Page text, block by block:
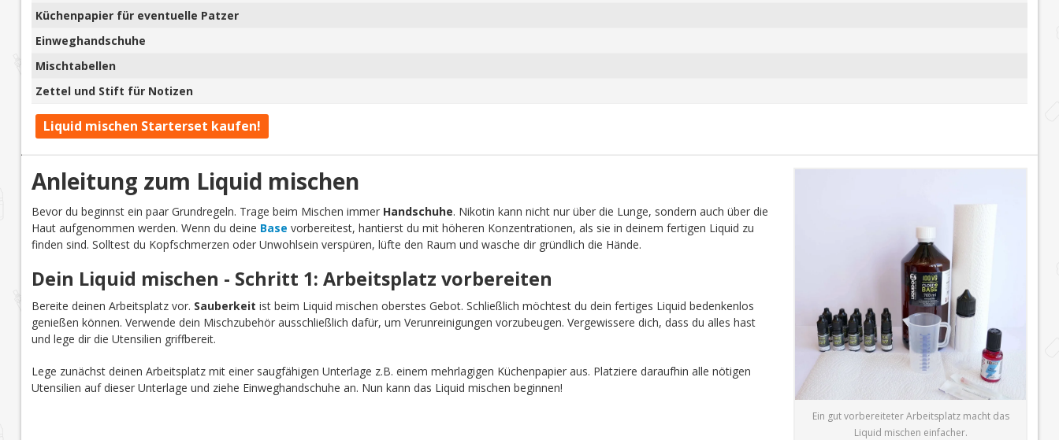
Küchenpapier für eventuelle Patzer
Einweghandschuhe
Mischtabellen
Zettel und Stift für Notizen
Liquid mischen Starterset kaufen!
Anleitung zum Liquid mischen
Bevor du beginnst ein paar Grundregeln. Trage beim Mischen immer Handschuhe. Nikotin kann nicht nur über die Lunge, sondern auch über die
Haut aufgenommen werden. Wenn du deine Base vorbereitest, hantierst du mit höheren Konzentrationen, als sie in deinem fertigen Liquid zu
finden sind. Solltest du Kopfschmerzen oder Unwohlsein verspüren, lüfte den Raum und wasche dir gründlich die Hände.
Dein Liquid mischen - Schritt 1: Arbeitsplatz vorbereiten
Bereite deinen Arbeitsplatz vor. Sauberkeit ist beim Liquid mischen oberstes Gebot. Schließlich möchtest du dein fertiges Liquid bedenkenlos
genießen können. Verwende dein Mischzubehör ausschließlich dafür, um Verunreinigungen vorzubeugen. Vergewissere dich, dass du alles hast
und lege dir die Utensilien griffbereit.
Lege zunächst deinen Arbeitsplatz mit einer saugfähigen Unterlage z.B. einem mehrlagigen Küchenpapier aus. Platziere daraufhin alle nötigen
Utensilien auf dieser Unterlage und ziehe Einweghandschuhe an. Nun kann das Liquid mischen beginnen!
Ein gut vorbereiteter Arbeitsplatz macht das
Liquid mischen einfacher.